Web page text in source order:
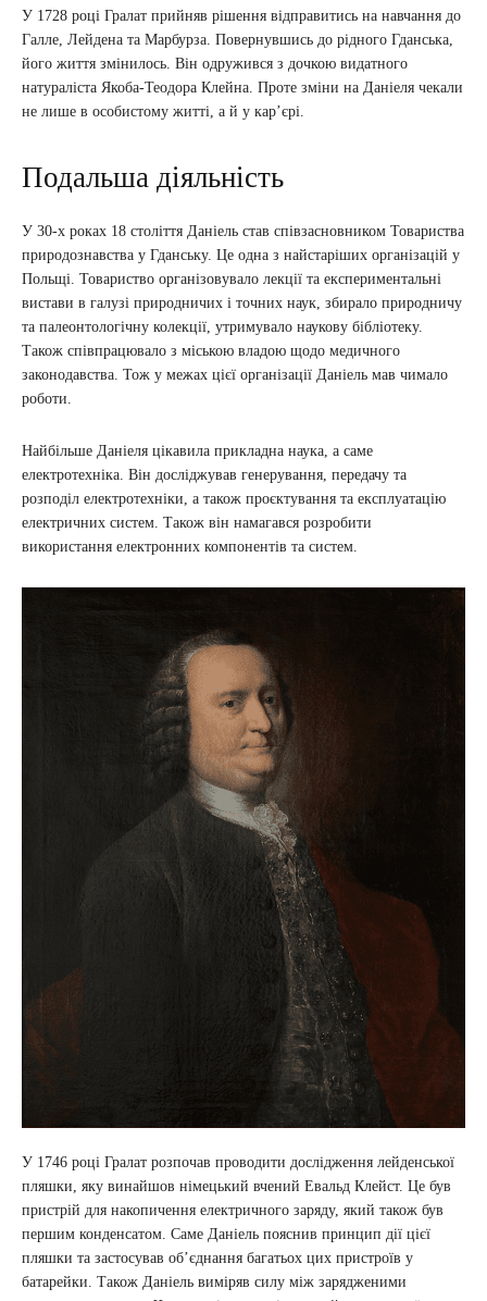
У 1728 році Гралат прийняв рішення відправитись на навчання до
Галле, Лейдена та Марбурза. Повернувшись до рідного Гданська,
його життя змінилось. Він одружився з дочкою видатного
натураліста Якоба-Теодора Клейна. Проте зміни на Даніеля чекали
не лише в особистому житті, а й у кар’єрі.
Подальша діяльність
У 30-х роках 18 століття Даніель став співзасновником Товариства
природознавства у Гданську. Це одна з найстаріших організацій у
Польщі. Товариство організовувало лекції та експериментальні
вистави в галузі природничих і точних наук, збирало природничу
та палеонтологічну колекції, утримувало наукову бібліотеку.
Також співпрацювало з міською владою щодо медичного
законодавства. Тож у межах цієї організації Даніель мав чимало
роботи.
Найбільше Даніеля цікавила прикладна наука, а саме
електротехніка. Він досліджував генерування, передачу та
розподіл електротехніки, а також проєктування та експлуатацію
електричних систем. Також він намагався розробити
використання електронних компонентів та систем.
У 1746 році Гралат розпочав проводити дослідження лейденської
пляшки, яку винайшов німецький вчений Евальд Клейст. Це був
пристрій для накопичення електричного заряду, який також був
першим конденсатом. Саме Даніель пояснив принцип дії цієї
пляшки та застосував об’єднання багатьох цих пристроїв у
батарейки. Також Даніель виміряв силу між зарядженими